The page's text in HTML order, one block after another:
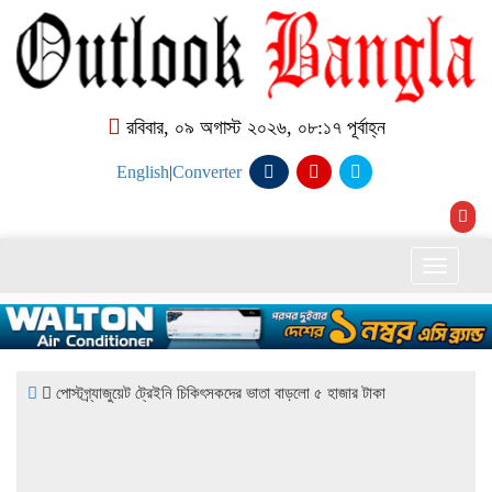
রবিবার, ০৯ অগাস্ট ২০২৬, ০৮:১৭ পূর্বাহ্ন
English|Converter
পোস্টগ্র্যাজুয়েট ট্রেইনি চিকিৎসকদের ভাতা বাড়লো ৫ হাজার টাকা